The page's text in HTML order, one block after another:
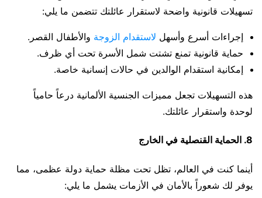
تسهيلات قانونية واضحة لاستقرار عائلتك تتضمن ما يلي:
إجراءات أسرع وأسهل لاستقدام الزوجة والأطفال القصر.
حماية قانونية تمنع تشتت شمل الأسرة تحت أي ظرف.
إمكانية استقدام الوالدين في حالات إنسانية خاصة.
هذه التسهيلات تجعل مميزات الجنسية الألمانية درعاً حامياً
لوحدة واستقرار عائلتك.
8. الحماية القنصلية في الخارج
أينما كنت في العالم، تظل تحت مظلة حماية دولة عظمى، مما
يوفر لك شعوراً بالأمان في الأزمات يشمل ما يلي: